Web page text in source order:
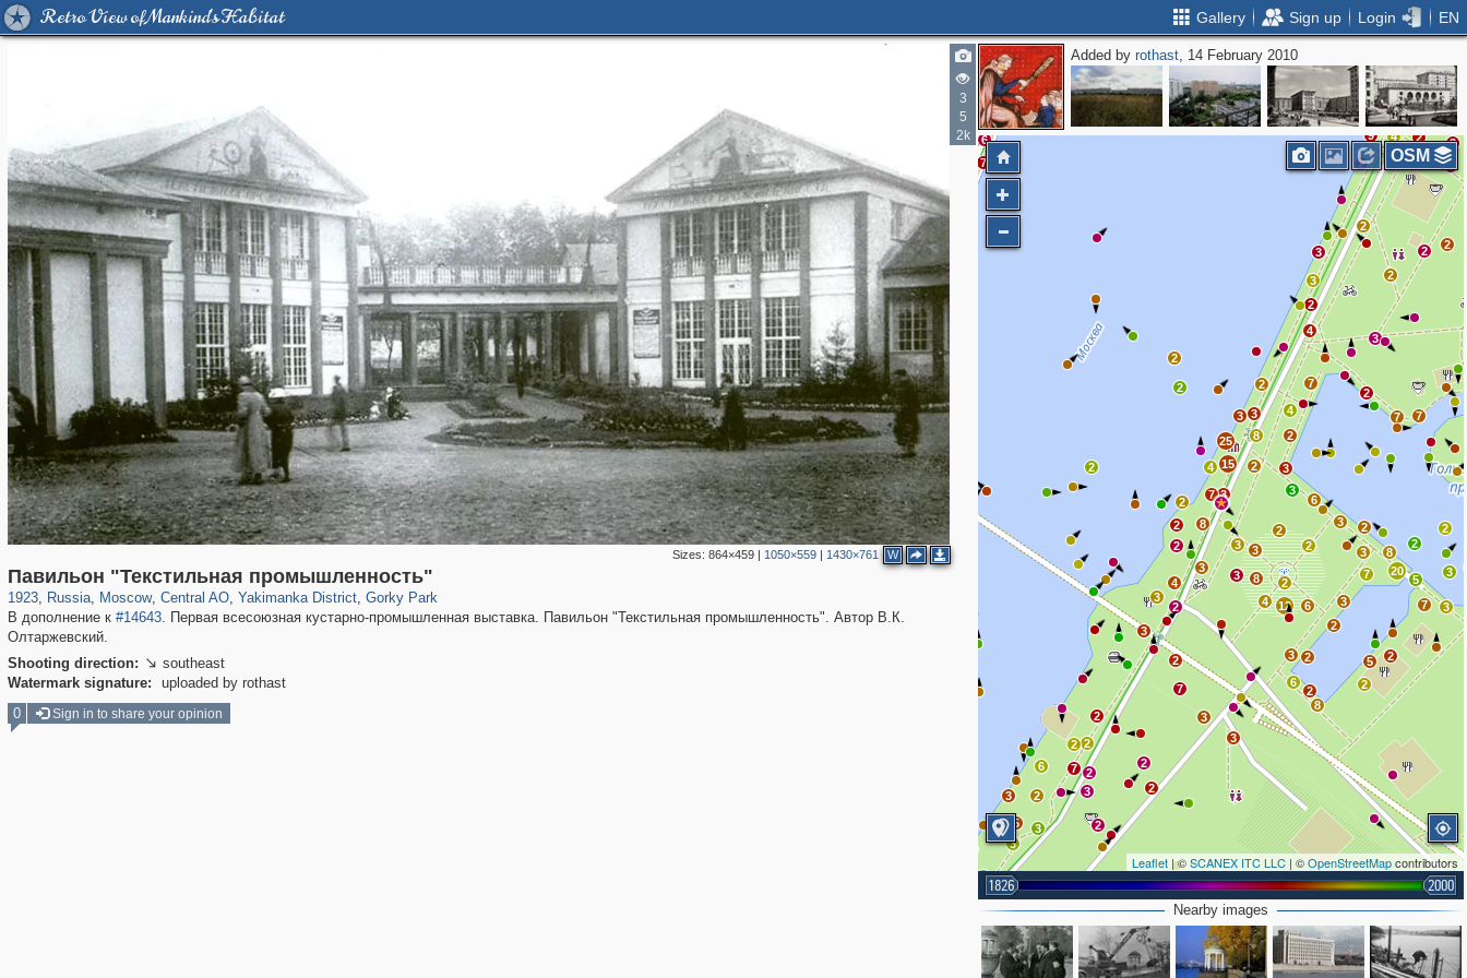
Retro View of Mankind's Habitat Gallery Sign up Login EN
3
5
2k
Sizes: 864×459| 1050×559| 1430×761 W
Павильон "Текстильная промышленность"
1923, Russia
1,406,849 29,243
, Moscow
319,861 8,286
, Central AO
160,009 5,916
, Yakimanka District
13,378 458
, Gorky Park
2,763 8
В дополнение к #14643. Первая всесоюзная кустарно-промышленная выставка. Павильон "Текстильная промышленность". Автор В.К.
Олтаржевский.
Shooting direction:  southeast
Watermark signature:
uploaded by rothast
Added byrothast, 14 February 2010
4
6
2
3
5
2
3
3
6
3
3
3
4
2
2
7
2
2
7
2 2
2
2
3
3
3
2
6
8
2 2
2
6
2
3
2
2
2
3
3
7
5
20
2
5
3
2
6
12
7
8
3
2
2
3
2
7
7
2
4
2
8
3
3
6
3
2
2
2
4
8
3
3
3
3
2
2 8
3
2
15
4
25
7
2
2
2
2
3 3
2 7
2
3
3
2
4
3
2
2
2
2
2
4
24
9
7
2
7
6
3
5 4
Leaflet | ©SCANEX ITC LLC | ©OpenStreetMapcontributors
1826 2000
OSM
Nearby images
0 Sign in to share your opinion